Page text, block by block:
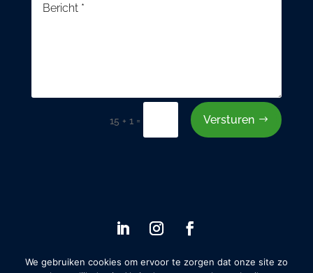
15 + 1 = Versturen
© 2021 SDG Works. Alle rechten voorbehouden.
We gebruiken cookies om ervoor te zorgen dat onze site zo